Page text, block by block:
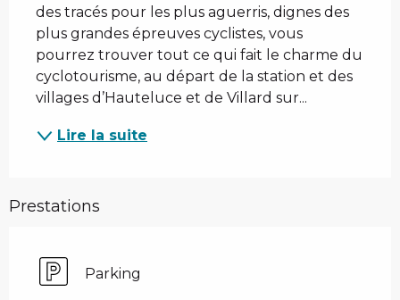
des tracés pour les plus aguerris, dignes des
plus grandes épreuves cyclistes, vous
pourrez trouver tout ce qui fait le charme du
cyclotourisme, au départ de la station et des
villages d’Hauteluce et de Villard sur...
Lire la suite
Prestations
Parking